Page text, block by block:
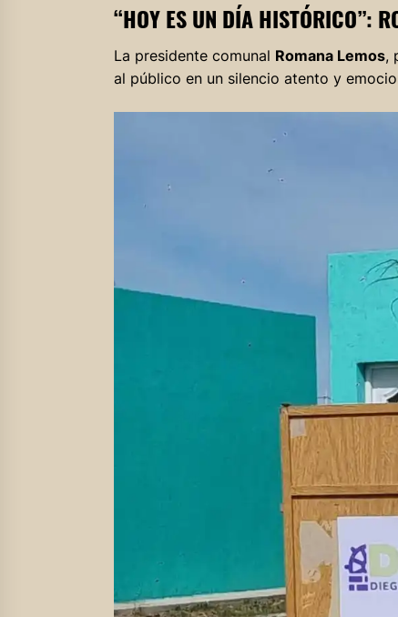
“HOY ES UN DÍA HISTÓRICO”:
La presidente comunal Romana Lemos,
al público en un silencio atento y